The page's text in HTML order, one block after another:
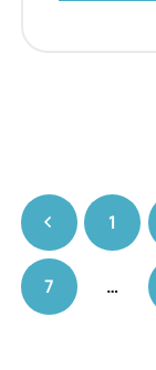
1
7 …